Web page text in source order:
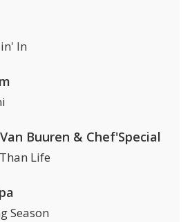
In
Buuren & Chef'Special
Life
Season